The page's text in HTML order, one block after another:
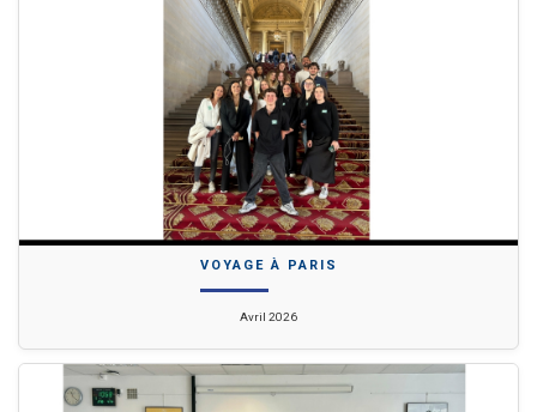
VOYAGE À PARIS
Avril 2026